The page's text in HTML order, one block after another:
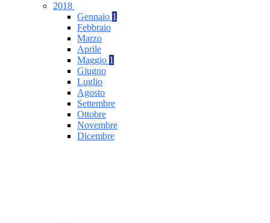
2018
Gennaio 1
Febbraio
Marzo
Aprile
Maggio 1
Giugno
Luglio
Agosto
Settembre
Ottobre
Novembre
Dicembre